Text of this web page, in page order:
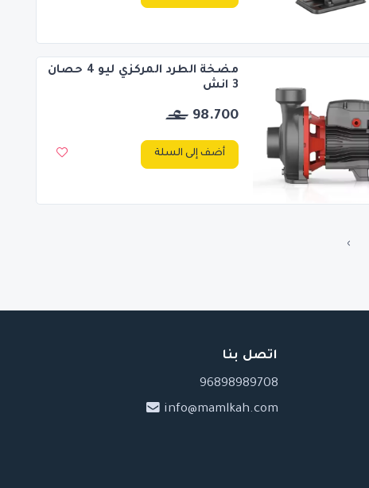
مضخة الطرد المركزي ليو 4 حصان
3 انش
98.700
أضف إلى السلة
›
اتصل بنا
96898989708
info@mamlkah.com